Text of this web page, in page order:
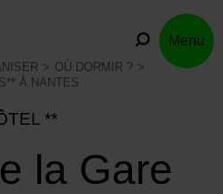
Menu
OÙ DORMIR ?
À NANTES
**
la Gare